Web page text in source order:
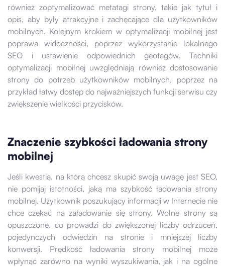
również zoptymalizować metatagi strony, takie jak tytuł i
opis, aby były atrakcyjne i zachęcające dla użytkowników
mobilnych. Kolejnym krokiem w optymalizacji mobilnej jest
poprawa widoczności, poprzez wykorzystanie lokalnego
SEO i ustawienie odpowiednich geotagów. Techniki
optymalizacji mobilnej uwzględniają również dostosowanie
strony do potrzeb użytkowników mobilnych, poprzez na
przykład łatwy dostęp do najważniejszych funkcji serwisu czy
zwiększenie wielkości przycisków.
Znaczenie szybkości ładowania strony
mobilnej
Jeśli kwestią, na którą chcesz skupić swoją uwagę jest SEO,
nie pomijaj istotności, jaką ma szybkość ładowania strony
mobilnej. Użytkownik poszukujący informacji w Internecie nie
chce czekać na załadowanie się strony. Wolne strony są
opuszczone, co prowadzi do zwiększonej liczby odrzuceń,
pojedynczych odwiedzin na stronie i mniejszej liczby
konwersji. Prędkość ładowania strony mobilnej może
wpłynąć zarówno na wyniki wyszukiwania, jak i na ogólne